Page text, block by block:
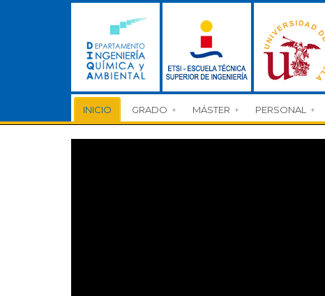
INICIO GRADO MÁSTER PERSONAL